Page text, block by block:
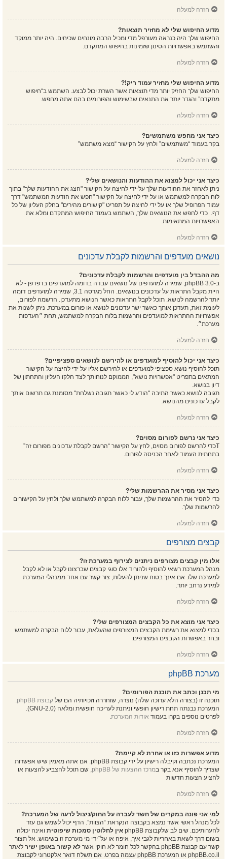
חזרה למעלה
מדוע החיפוש שלי לא מחזיר תוצאות?
החיפוש שלך היה כנראה מעורפל מדי ומכיל הרבה מונחים שכיחים. היה יותר ממוקד
והשתמש באפשרויות הסינון שזמינות בחיפוש המתקדם.
חזרה למעלה
מדוע החיפוש שלי מחזיר עמוד ריק!?
החיפוש שלך החזיק יותר מדי תוצאות אשר השרת יכול לבצע. השתמש ב“חיפוש
מתקדם” והגדר יותר את התנאים שבשימוש והפורומים בהם אתה מחפש.
חזרה למעלה
כיצד אני מחפש משתמשים?
בקר בעמוד “משתמשים” ולחץ על הקישור “מצא משתמש”
חזרה למעלה
כיצד אני יכול למצוא את ההודעות והנושאים שלי?
ניתן לאחזר את ההודעות שלך על-ידי לחיצה על הקישור "הצג את ההודעות שלך" בתוך
לוח הבקרה למשתמש או על ידי לחיצה על הקישור "חפש את הודעות המשתמש" דרך
עמוד הפרופיל שלך או על ידי לחיצה על תפריט "קישורים מהירים" בחלק העליון של כל
דף. כדי לחפש את הנושאים שלך, השתמש בעמוד החיפוש המתקדם ומלא את
האפשרויות המתאימות.
חזרה למעלה
נושאים מועדפים והרשמות לקבלת עדכונים
מה ההבדל בין מועדפים והרשמות לקבלת עדכונים?
ב-phpBB 3.0, שמירה למועדפים של נושאים עבדה בדומה למועדפים בדפדפן - לא
היית מקבל התראות על עדכונים בנושאים. החל מגרסה 3.1, שמירה למועדפים דומה
יותר להרשמה לנושא. תוכל לקבל התראות כאשר הנושא מתעדכן. הרשמה לפורום,
לעומת זאת, תעדכן אותך כאשר ישר עדכונים לנושא או פורום במערכת. ניתן לשנות את
אפשרויות ההתראות למועדפים והרשמות בלוח הבקרה למשתמש, תחת ״העדפות
מערכת״.
חזרה למעלה
כיצד אני יכול להוסיף למועדפים או להירשם לנושאים ספציפיים?
תוכל להוסיף נושא ספציפי למועדפים או להירשם אליו על ידי לחיצה על הקישור
המתאים בתפריט "אפשרויות נושא", הממוקם לנוחותך לצד חלקו העליון והתחתון של
דיון בנושא.
תגובה לנושא כאשר התיבה "הודע לי כאשר תגובה נשלחת" מסומנת גם תרשום אותך
לקבל עדכונים מהנושא.
חזרה למעלה
כיצד אני נרשם לפורום מסוים?
Tכדי להרשם לפורום מסוים, לחץ על הקישור “הרשם לקבלת עדכונים מפורום זה”
בתחתית העמוד לאחר הכניסה לפורום.
חזרה למעלה
כיצד אני מסיר את ההרשמות שלי?
כדי להסיר את ההרשמות שלך, עבור ללוח הבקרה למשתמש שלך ולחץ על הקישורים
להרשמות שלך.
חזרה למעלה
קבצים מצורפים
אלו מין קבצים מצורפים ניתנים לצירוף במערכת זו?
מנהל המערכת רשאי להוסיף ולהוריד אלו סוגי קבצים שברצונו לקבל או לא לקבל
למערכת שלו. אם אינך בטוח שניתן להעלות, צור קשר עם אחד ממנהלי המערכת
למידע נרחב יותר.
חזרה למעלה
כיצד אני מוצא את כל הקבצים המצורפים שלי?
בכדי למצוא את רשימת הקבצים המצורפים שהעלאת, עבור ללוח הבקרה למשתמש
ובחר באפשרות הקבצים המצורפים.
חזרה למעלה
מערכת phpBB
מי תכנן וכתב את תוכנת הפורומים?
תוכנה זו (בצורה הלא ערוכה שלה) נוצרה, שוחררה וזכויותיה הם של קבוצת phpBB
.
המערכת נבנתה תחת רישיון חופשי וניתנת לעריכה חופשית ומלאה (GNU-2.0).
לפרטים נוספים בקרו בעמוד אודות המערכת.
חזרה למעלה
מדוע אפשרות כזו או אחרת לא קיימת?
המערכת נכתבה וקיבלה רישיון על ידי קבוצת phpBB. אם אתה מאמין שיש אפשרות
שצריך להוסיף אנא בקר במרכז ההצעות של phpBB
, שם תוכל להצביע להצעות או
להציע הצעות חדשות
חזרה למעלה
למי אני פונה במקרים של חשד לעברה על החוק/ניצול לרעה של המערכת?
לכל מנהל ראשי אשר נמצא בקבוצה הנקראת “הצוות”. הדף יכול לשמש גם עזר
להערותיכם. שים לב שלקבוצת phpBB
אין לחלוטין סמכות שיפוטית ואינה יכולה
בשום דרך לשאת באחריות לגבי איך, איפה או על־ידי מי מערכת זו בשימוש. אל תצור
קשר עם קבוצת phpBB בהקשר לכל חומר לא חוקי אשר
לא קשור באופן ישיר לאתר
phpBB.co.il או המערכת phpBB עצמה בפרט. אם תשלח דואר אלקטרוני לקבוצת